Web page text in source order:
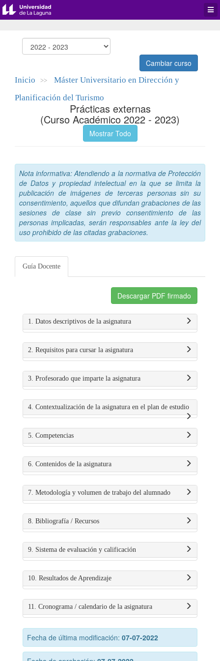
Cambiar curso
Inicio >>
Máster Universitario en Dirección y
Planificación del Turismo
Prácticas externas
(Curso Académico 2022 - 2023)
Mostrar Todo
Nota informativa: Atendiendo a la normativa de Protección
de Datos y propiedad intelectual en la que se limita la
publicación de imágenes de terceras personas sin su
consentimiento, aquellos que difundan grabaciones de las
sesiones de clase sin previo consentimiento de las
personas implicadas, serán responsables ante la ley del
uso prohibido de las citadas grabaciones.
Guía Docente
Descargar PDF firmado
1. Datos descriptivos de la asignatura
2. Requisitos para cursar la asignatura
3. Profesorado que imparte la asignatura
4. Contextualización de la asignatura en el plan de estudio
5. Competencias
6. Contenidos de la asignatura
7. Metodología y volumen de trabajo del alumnado
8. Bibliografía / Recursos
9. Sistema de evaluación y calificación
10. Resultados de Aprendizaje
11. Cronograma / calendario de la asignatura
Fecha de última modificación: 07-07-2022